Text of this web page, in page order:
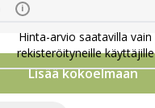
i
Hinta-arvio saatavilla vain
rekisteröityneille käyttäjille
Lisää kokoelmaan